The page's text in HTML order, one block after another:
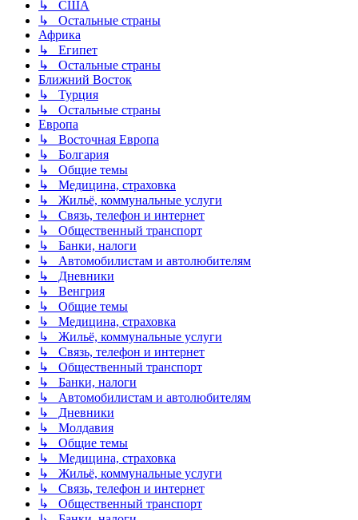
↳ США
↳ Остальные страны
Африка
↳ Египет
↳ Остальные страны
Ближний Восток
↳ Турция
↳ Остальные страны
Европа
↳ Восточная Европа
↳ Болгария
↳ Общие темы
↳ Медицина, страховка
↳ Жильё, коммунальные услуги
↳ Связь, телефон и интернет
↳ Общественный транспорт
↳ Банки, налоги
↳ Автомобилистам и автолюбителям
↳ Дневники
↳ Венгрия
↳ Общие темы
↳ Медицина, страховка
↳ Жильё, коммунальные услуги
↳ Связь, телефон и интернет
↳ Общественный транспорт
↳ Банки, налоги
↳ Автомобилистам и автолюбителям
↳ Дневники
↳ Молдавия
↳ Общие темы
↳ Медицина, страховка
↳ Жильё, коммунальные услуги
↳ Связь, телефон и интернет
↳ Общественный транспорт